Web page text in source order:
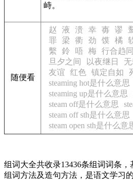
峙。
随便看
赵 液 溃 幸 毐 谬
罪
梁 衢 劲 馍 橘
繫
鈴 唔 梅 行合趋同
旦夕之间
以夜继日
友谊
红色 镇定自如
steaming hot是什么意思
steaming up是什么意思
steam off是什么意思
steam off sth是什么意思
steam open sth是什么意
组词大全共收录13436条组词词条
组词方法及造句方法，是语文学习的